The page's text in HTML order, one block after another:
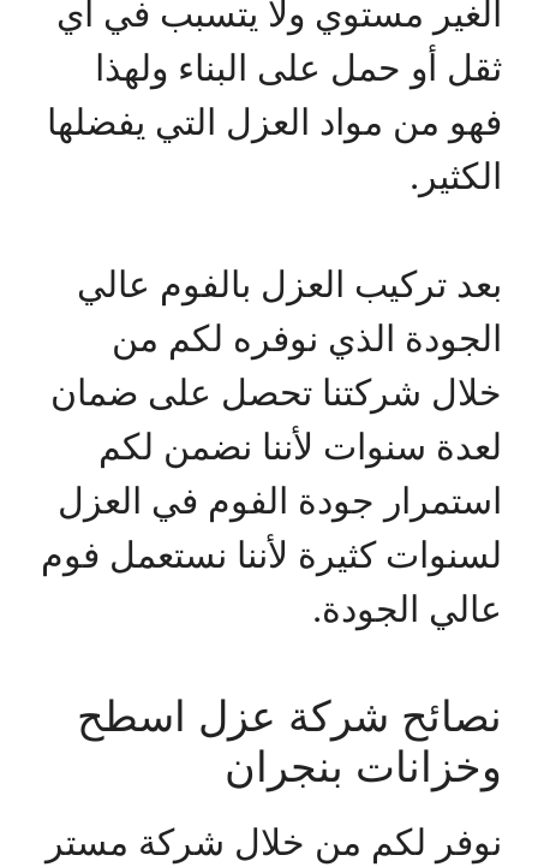
الغير مستوي ولا يتسبب في أي
ثقل أو حمل على البناء ولهذا
فهو من مواد العزل التي يفضلها
الكثير.
بعد تركيب العزل بالفوم عالي
الجودة الذي نوفره لكم من
خلال شركتنا تحصل على ضمان
لعدة سنوات لأننا نضمن لكم
استمرار جودة الفوم في العزل
لسنوات كثيرة لأننا نستعمل فوم
عالي الجودة.
نصائح شركة عزل اسطح
وخزانات بنجران
نوفر لكم من خلال شركة مستر